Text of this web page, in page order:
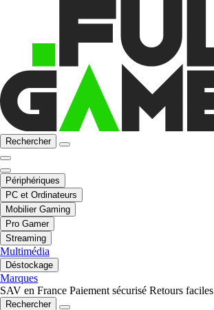
Rechercher
Périphériques
PC et Ordinateurs
Mobilier Gaming
Pro Gamer
Streaming
Multimédia
Déstockage
Marques
SAV en France Paiement sécurisé Retours faciles
Rechercher